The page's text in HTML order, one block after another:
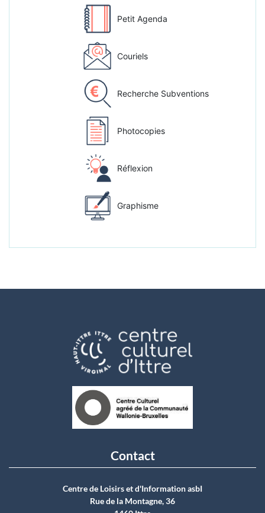
Petit Agenda
Couriels
Recherche Subventions
Photocopies
Réflexion
Graphisme
Contact
Centre de Loisirs et d'Information asbI
Rue de la Montagne, 36